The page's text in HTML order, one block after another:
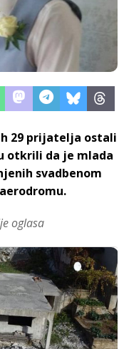
29 prijatelja ostali
otkrili da je mlada
svadbenom
oglasa